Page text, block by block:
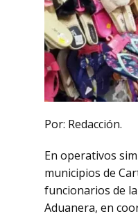
Por: Redacción.
En operativos
municipios de
funcionarios de
Aduanera, en